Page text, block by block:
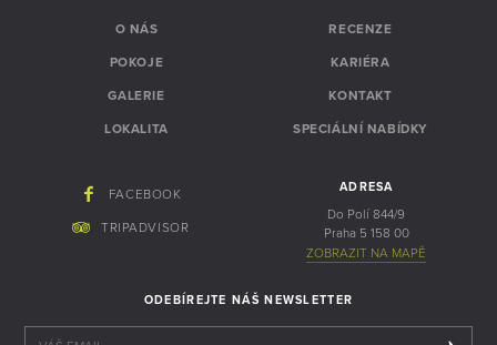
O NÁS
POKOJE
GALERIE
LOKALITA
RECENZE
KARIÉRA
KONTAKT
SPECIÁLNÍ NABÍDKY
FACEBOOK
TRIPADVISOR
ADRESA
Do Polí 844/9
Praha 5 158 00
ZOBRAZIT NA MAPĚ
ODEBÍREJTE NÁŠ NEWSLETTER